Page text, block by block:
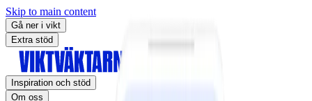
Skip to main content
Gå ner i vikt
Extra stöd
Inspiration och stöd
Om oss